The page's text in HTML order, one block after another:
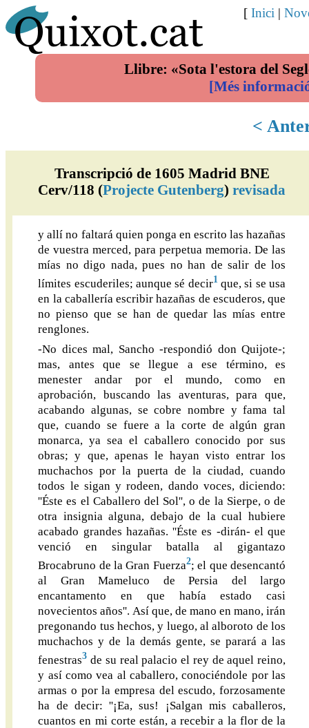
Llibre: «Sota l'estora del
[Més
[ Inici |
<
Transcripció de 1605 Madrid BNE
Cerv/118 (Projecte Gutenberg)revisada
y allí no faltará quien ponga en escrito las hazañas
de vuestra merced, para perpetua memoria. De las
mías no digo nada, pues no han de salir de los
límites escuderiles; aunque sé decir1que, si se usa
en la caballería escribir hazañas de escuderos, que
no pienso que se han de quedar las mías entre
renglones.
-No dices mal, Sancho -respondió don Quijote-;
mas, antes que se llegue a ese término, es
menester andar por el mundo, como en
aprobación, buscando las aventuras, para que,
acabando algunas, se cobre nombre y fama tal
que, cuando se fuere a la corte de algún gran
monarca, ya sea el caballero conocido por sus
obras; y que, apenas le hayan visto entrar los
muchachos por la puerta de la ciudad, cuando
todos le sigan y rodeen, dando voces, diciendo:
''Éste es el Caballero del Sol'', o de la Sierpe, o de
otra insignia alguna, debajo de la cual hubiere
acabado grandes hazañas. ''Éste es -dirán- el que
venció en singular batalla al gigantazo
Brocabruno de la Gran Fuerza2; el que desencantó
al Gran Mameluco de Persia del largo
encantamento en que había estado casi
novecientos años''. Así que, de mano en mano, irán
pregonando tus hechos, y luego, al alboroto de los
muchachos y de la demás gente, se parará a las
fenestras3 de su real palacio el rey de aquel reino,
y así como vea al caballero, conociéndole por las
armas o por la empresa del escudo, forzosamente
ha de decir: ''¡Ea, sus! ¡Salgan mis caballeros,
cuantos en mi corte están, a recebir a la flor de la